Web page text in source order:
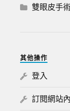
雙眼皮手
其他操作
登入
訂閱網站